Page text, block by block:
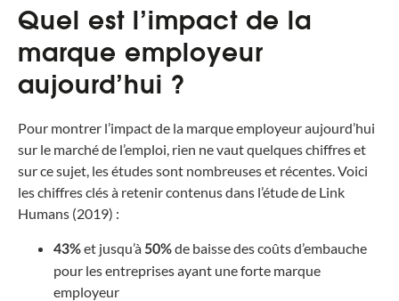
Quel est l’impact de la
marque employeur
aujourd’hui ?
Pour montrer l’impact de la marque employeur aujourd’hui
sur le marché de l’emploi, rien ne vaut quelques chiffres et
sur ce sujet, les études sont nombreuses et récentes. Voici
les chiffres clés à retenir contenus dans l’étude de Link
Humans (2019) :
43%et jusqu’à 50%de baisse des coûts d’embauche
pour les entreprises ayant une forte marque
employeur